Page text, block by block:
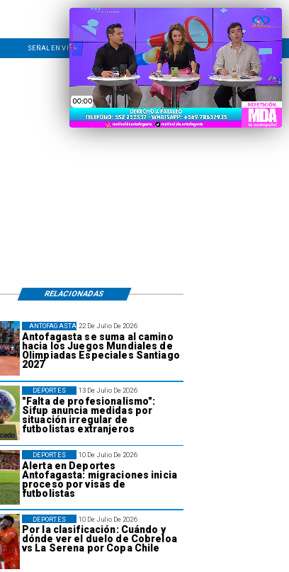
SEÑAL EN VIVO CONTACTO LÍNEA EDITORIAL
22 De Julio De 2026
Antofagasta se suma al camino
hacia los Juegos Mundiales de
Olimpiadas Especiales Santiago
2027
ANTOFAGASTA
13 De Julio De 2026
"Falta de profesionalismo":
Sifup anuncia medidas por
situación irregular de
futbolistas extranjeros
DEPORTES
10 De Julio De 2026
Alerta en Deportes
Antofagasta: migraciones inicia
proceso por visas de
futbolistas
DEPORTES
10 De Julio De 2026
Por la clasificación: Cuándo y
dónde ver el duelo de Cobreloa
vs La Serena por Copa Chile
DEPORTES
RELACIONADAS